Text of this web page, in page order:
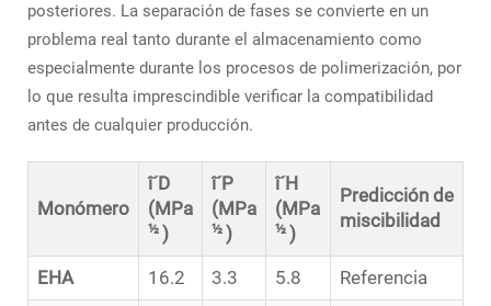
posteriores. La separación de fases se convierte en un
problema real tanto durante el almacenamiento como
especialmente durante los procesos de polimerización, por
lo que resulta imprescindible verificar la compatibilidad
antes de cualquier producción.
Monómero
î´D
(MPa
½ )
î´P
(MPa
½ )
î´H
(MPa
½ )
Predicción de
miscibilidad
EHA 16.2 3.3 5.8 Referencia